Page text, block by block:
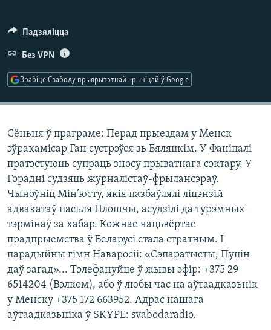
КАЛЯНДАР
НА ХВАЛЯХ СВАБОДЫ
Падзяліцца
Без VPN
Зрабіце Свабоду прыярытэтнай крыніцай ў Google
Сёньня ў праграме: Перад прыездам у Менск
эўракамісар Ган сустрэўся зь Бяляцкім. У Фаніпалі
пратэстуюць супраць зносу прыватнага сэктару. У
Горадні судзяць журналістаў-фрылансэраў.
Чыноўніц Мін’юсту, якія пазбаўлялі ліцэнзій
адвакатаў пасьля Плошчы, асудзілі да турэмных
тэрмінаў за хабар. Кожнае чацьвёртае
прадпрыемства ў Беларусі стала стратным. І
парадыйны гімн Наваросіі: «Сэпаратысты, Пуцін
даў загад»... Тэлефануйце ў жывы эфір: +375 29
6514204 (Вэлком), або ў любы час на аўтаадказьнік
у Менску +375 172 663952. Адрас нашага
аўтаадказьніка ў SKYPE: svabodaradio.